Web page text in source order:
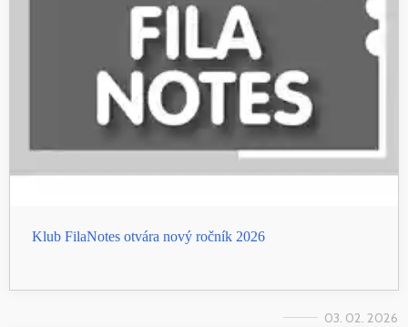
Klub FilaNotes otvára nový ročník 2026
03. 02. 2026